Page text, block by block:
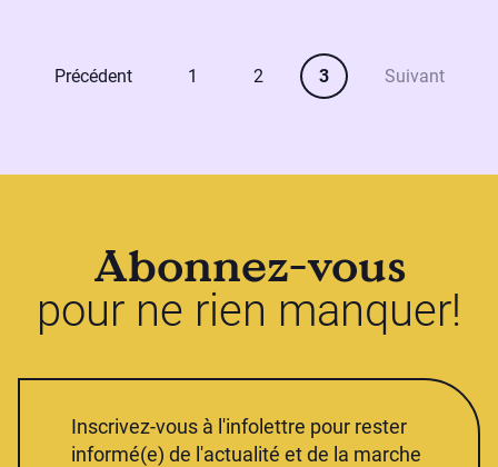
Précédent Page numéro
1 Page numéro
2 Page courante
3 Suivant
Abonnez-vous
pour ne rien manquer!
Inscrivez-vous à l'infolettre pour rester
informé(e) de l'actualité et de la marche